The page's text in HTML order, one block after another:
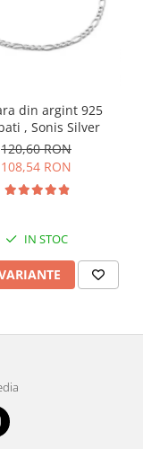
din argint 925
,Barbati , Sonis Silver
120,60 RON
108,54 RON
IN STOC